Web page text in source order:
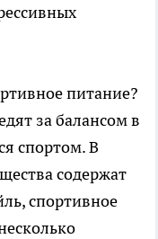
питание?
за балансом в
спортом. В
содержат
спортивное